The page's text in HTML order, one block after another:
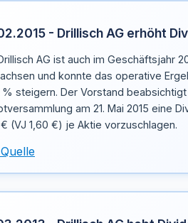
- Drillisch AG erhöht
AG ist auch im Geschäftsjahr
und konnte das operative
% steigern. Der Vorstand
am 21. Mai 2015 eine
€ (VJ 1,60 €) je Aktie vorzuschlagen.